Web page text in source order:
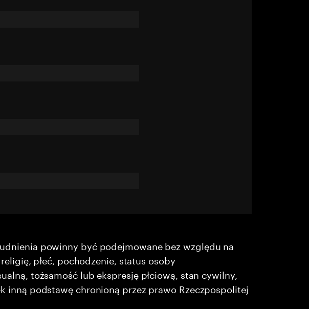
powinny być podejmowane bez względu na
płeć, pochodzenie, status osoby
tożsamość lub ekspresję płciową, stan cywilny,
inną podstawę chronioną przez prawo Rzeczpospolitej